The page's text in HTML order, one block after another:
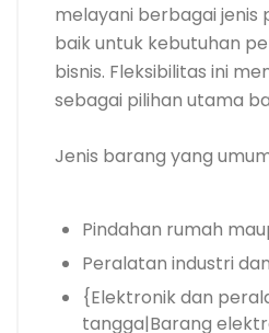
melayani berbagai jenis
baik untuk kebutuhan
bisnis. Fleksibilitas ini
sebagai pilihan utama
Jenis barang yang
Pindahan rumah
Peralatan industri
{Elektronik dan
tangga|Barang